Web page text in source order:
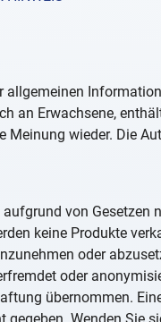
allgemeinen
an Erwachsene,
Meinung wieder. Die
von Gesetzen
keine Produkte
oder
oder
übernommen.
Wenden Sie